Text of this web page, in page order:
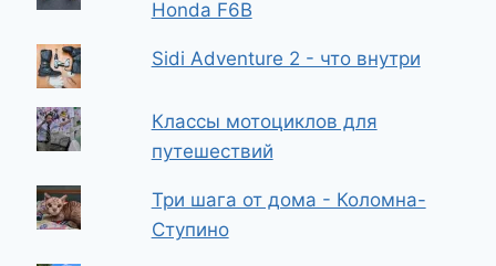
Honda F6B
Sidi Adventure 2 - что внутри
Классы мотоциклов для
путешествий
Три шага от дома - Коломна-
Ступино